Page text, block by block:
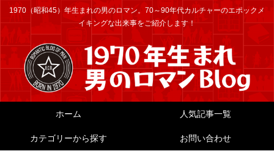
1970（昭和45）年生まれの男のロマン。70～90年代カルチャーのエポックメ
イキングな出来事をご紹介します！
ホーム 人気記事一覧
カテゴリーから探す お問い合わせ